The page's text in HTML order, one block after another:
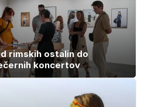
rimskih ostalin do
koncertov